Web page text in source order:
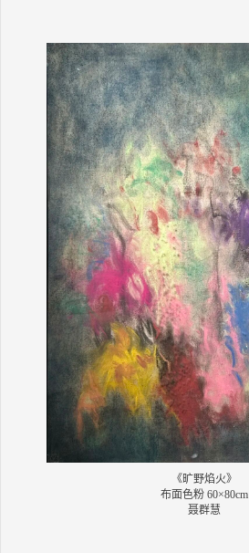
《旷野焰火》
布面色粉 60×80cm
聂群慧